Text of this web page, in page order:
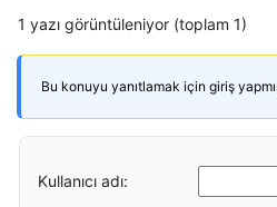
1 yazı görüntüleniyor (toplam 1)
Bu konuyu yanıtlamak için giriş
Kullanıcı adı: